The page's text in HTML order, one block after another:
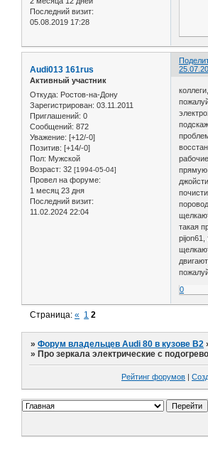
Последний визит:
05.08.2019 17:28
Audi013 161rus
Активный участник
Откуда: Ростов-на-Дону
Зарегистрирован: 03.11.2011
Приглашений: 0
Сообщений: 872
Уважение: [+12/-0]
Позитив: [+14/-0]
Пол: Мужской
Возраст: 32 [1994-05-04]
Провел на форуме:
1 месяц 23 дня
Последний визит:
11.02.2024 22:04
прямую
такая
pijon61,
0
Страница:« 1 2
»Форум владельцев Audi 80 в кузове В2
» Про зеркала электрические с
Рейтинг форумов |